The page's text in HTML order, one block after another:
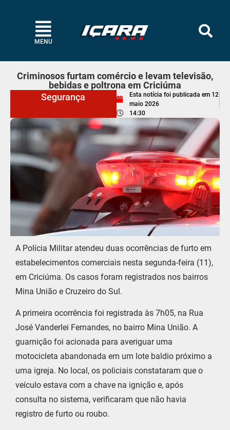
MENU
Criminosos furtam comércio e levam televisão,
bebidas e poltrona em Criciúma
Segurança
Esta notícia foi publicada em 12
maio 2026
14:30
A Polícia Militar atendeu duas ocorrências de furto em
estabelecimentos comerciais nesta segunda-feira (11),
em Criciúma. Os casos foram registrados nos bairros
Mina União e Cruzeiro do Sul.
A primeira ocorrência foi registrada às 7h05, na Rua
José Vanderlei Fernandes, no bairro Mina União. A
guarnição foi acionada para averiguar uma
motocicleta abandonada em um lote baldio próximo a
uma igreja. No local, os policiais constataram que o
veículo estava com a chave na ignição e, após
consulta no sistema, verificaram que não havia
registro de furto ou roubo.